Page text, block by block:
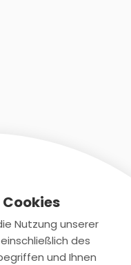
Nutzung unserer
des
und Ihnen